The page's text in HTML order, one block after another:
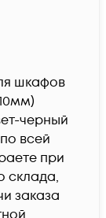
шкафов
черный
по всей
при
склада,
заказа